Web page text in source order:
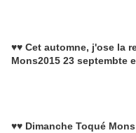
♥♥ Cet automne, j'ose la
Mons2015 23 septembte
♥♥ Dimanche Toqué Mons 2015 festin